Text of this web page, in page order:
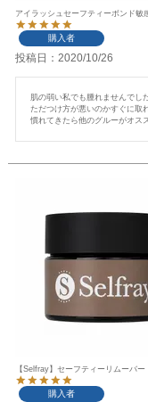
アイラッシュセーフティーボンド敏
購入者
投稿日 2020/10/26
肌の弱い私でも腫れませんでした
ただつけ方が悪いのかすぐに取
【Selfray】セーフティーリムー
購入者